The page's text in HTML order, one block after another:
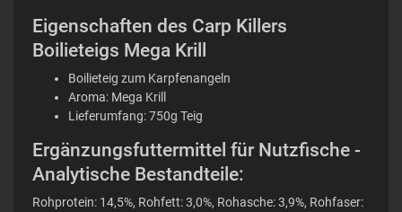
Eigenschaften des Carp Killers
Boilieteigs Mega Krill
Boilieteig zum Karpfenangeln
Aroma: Mega Krill
Lieferumfang: 750g Teig
Ergänzungsfuttermittel für Nutzfische -
Analytische Bestandteile:
Rohprotein: 14,5%, Rohfett: 3,0%, Rohasche: 3,9%, Rohfaser: